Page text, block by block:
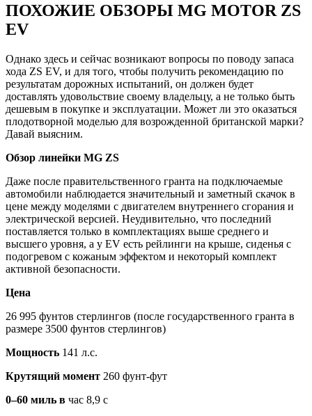
ПОХОЖИЕ ОБЗОРЫ MG MOTOR ZS
EV
Однако здесь и сейчас возникают вопросы по поводу запаса
хода ZS EV, и для того, чтобы получить рекомендацию по
результатам дорожных испытаний, он должен будет
доставлять удовольствие своему владельцу, а не только быть
дешевым в покупке и эксплуатации. Может ли это оказаться
плодотворной моделью для возрожденной британской марки?
Давай выясним.
Обзор линейки MG ZS
Даже после правительственного гранта на подключаемые
автомобили наблюдается значительный и заметный скачок в
цене между моделями с двигателем внутреннего сгорания и
электрической версией. Неудивительно, что последний
поставляется только в комплектациях выше среднего и
высшего уровня, а у EV есть рейлинги на крыше, сиденья с
подогревом с кожаным эффектом и некоторый комплект
активной безопасности.
Цена
26 995 фунтов стерлингов (после государственного гранта в
размере 3500 фунтов стерлингов)
Мощность 141 л.с.
Крутящий момент 260 фунт-фут
0–60 миль в час 8,9 с